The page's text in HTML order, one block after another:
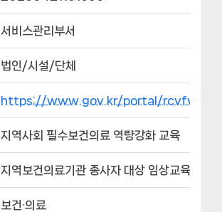
서비스관리부서
법인/시설/단체
https://www.gov.kr/portal/
지역사회 필수보건의료 역량강화 교육
지역보건의료기관 종사자 대상 임상교육을 통
보건·의료